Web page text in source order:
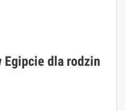
dla rodzin